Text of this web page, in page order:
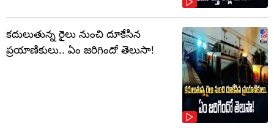
కదులుతున్న రైలు నుంచి దూకేసిన
ప్రయాణికులు.. ఏం జరిగిందో తెలుసా!